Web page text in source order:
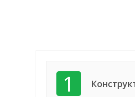
1